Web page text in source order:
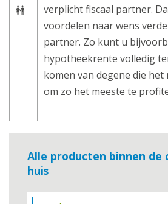
verplicht fiscaal partner.
voordelen naar wens
partner. Zo kunt u
hypotheekrente volledig
komen van degene die
om zo het meeste te
Alle producten binnen de
huis